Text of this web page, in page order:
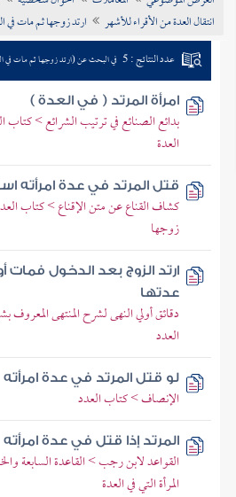
انتقال العدة من الأقراء للأشهر
ارتد زوجها ثم مات في
عدد النتائج : 5 في البحث عن (ارتد زوجها ثم مات في
امرأة المرتد ( في العدة )
بدائع الصنائع في ترتيب الشرائع > كتاب
العدة
قتل المرتد في عدة امرأته
كشاف القناع عن متن الإقناع > كتاب
زوجها
ارتد الزوج بعد الدخول فمات
عدتها
دقائق أولي النهى لشرح المنتهى
العدد
لو قتل المرتد في عدة امرأته
الإنصاف > كتاب العدد
المرتد إذا قتل في عدة امرأته
القواعد لابن رجب > القاعدة السابعة
المرأة التي في العدة